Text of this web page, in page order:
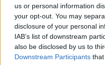
us or personal information
your opt-out. You may
disclosure of your personal
IAB’s list of downstream
also be disclosed by us to
Downstream Participants